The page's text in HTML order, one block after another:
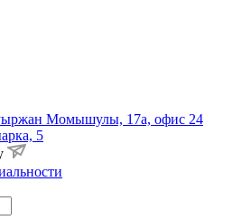
Момышулы, 17а, офис 24
5